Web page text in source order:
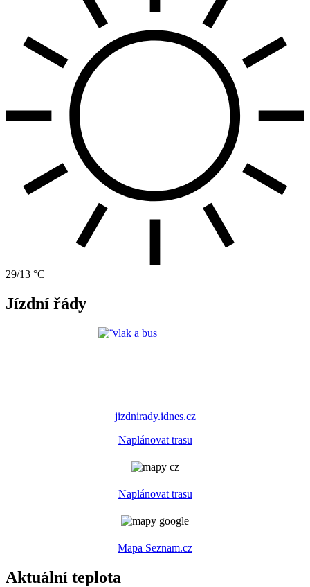
29/13 °C
Jízdní řády
jizdnirady.idnes.cz
Naplánovat trasu
Naplánovat trasu
Mapa Seznam.cz
Aktuální teplota